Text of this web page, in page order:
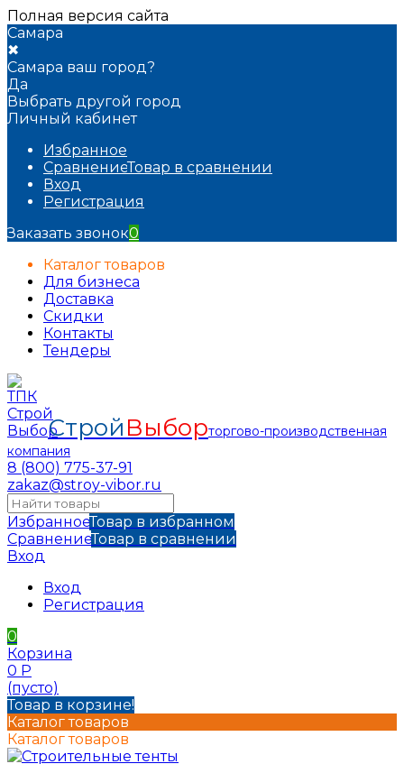
Полная версия сайта
Самара
✖
Самара ваш город?
Да
Выбрать другой город
Личный кабинет
Избранное
СравнениеТовар в сравнении
Вход
Регистрация
Заказать звонок0
Каталог товаров
Для бизнеса
Доставка
Скидки
Контакты
Тендеры
СтройВыборторгово-производственная
компания
8 (800) 775-37-91
zakaz@stroy-vibor.ru
ИзбранноеТовар в избранном
СравнениеТовар в сравнении
Вход
Вход
Регистрация
0
Корзина
0 Р
(пусто)
Товар в корзине!
Каталог товаров
Каталог товаров